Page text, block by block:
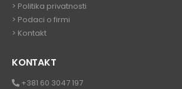
> Politika privatnosti
> Podaci o firmi
> Kontakt
KONTAKT
+381 60 3047 197